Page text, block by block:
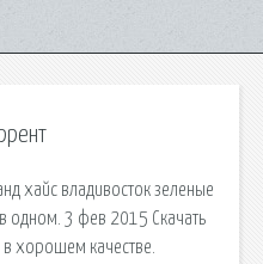
хайс владивосток зеленые
одном. 3 фев 2015 Скачать
хорошем качестве.